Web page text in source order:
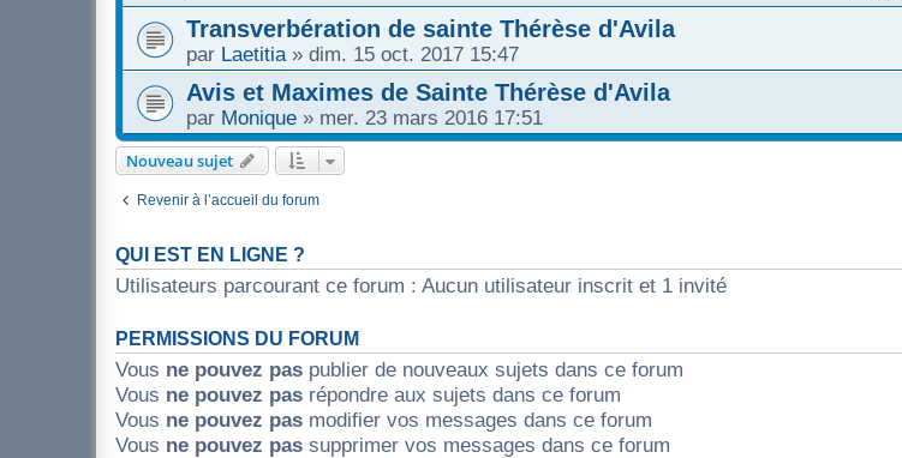
Transverbération de sainte Thérèse d'Avila
par Laetitia » dim. 15 oct. 2017 15:47
Avis et Maximes de Sainte Thérèse d'Avila
par Monique » mer. 23 mars 2016 17:51
Nouveau sujet
Revenir à l’accueil du forum
QUI EST EN LIGNE ?
Utilisateurs parcourant ce forum : Aucun utilisateur inscrit et 1 invité
PERMISSIONS DU FORUM
Vous ne pouvez pas publier de nouveaux sujets dans ce forum
Vous ne pouvez pas répondre aux sujets dans ce forum
Vous ne pouvez pas modifier vos messages dans ce forum
Vous ne pouvez pas supprimer vos messages dans ce forum